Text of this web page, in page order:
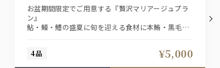
お盆期間限定でご用意する『贅沢マリアージュプラ
ン』
鮎・鰻・鱧の盛夏に旬を迎える食材に本鮪・黒毛和
のハイボール）と日本酒（獺祭）をご用意。
4品 ¥5,000